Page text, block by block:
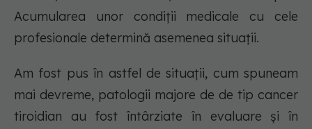
Acumularea unor condiții medicale cu cele
profesionale determină asemenea situații.
Am fost pus în astfel de situații, cum spuneam
mai devreme, patologii majore de de tip cancer
tiroidian au fost întârziate în evaluare și în